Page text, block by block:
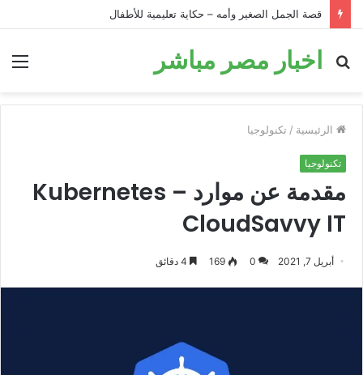
قصة الحمار في البئر: قصة تحفيزية للأطفال قبل النوم
اخبار مصر مباشر
بحث
الرئيسية / تكنولوجيا
تكنولوجيا
مقدمة عن موارد Kubernetes –
CloudSavvy IT
أبريل 7, 2021 0
169